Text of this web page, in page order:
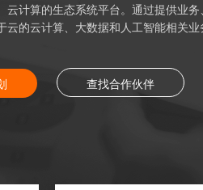
计算的生态系统平台。通过提供业务
的云计算、大数据和人工智能相关业
查找合作伙伴